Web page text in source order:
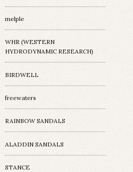
melple
WHR (WESTERN
HYDRODYNAMIC RESEARCH)
BIRDWELL
freewaters
RAINBOW SANDALS
ALADDIN SANDALS
STANCE